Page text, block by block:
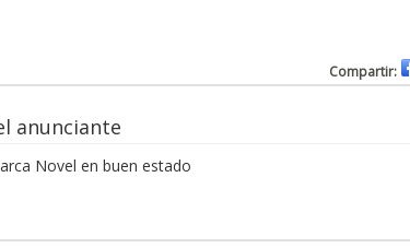
Compartir:
anunciante
Novel en buen estado